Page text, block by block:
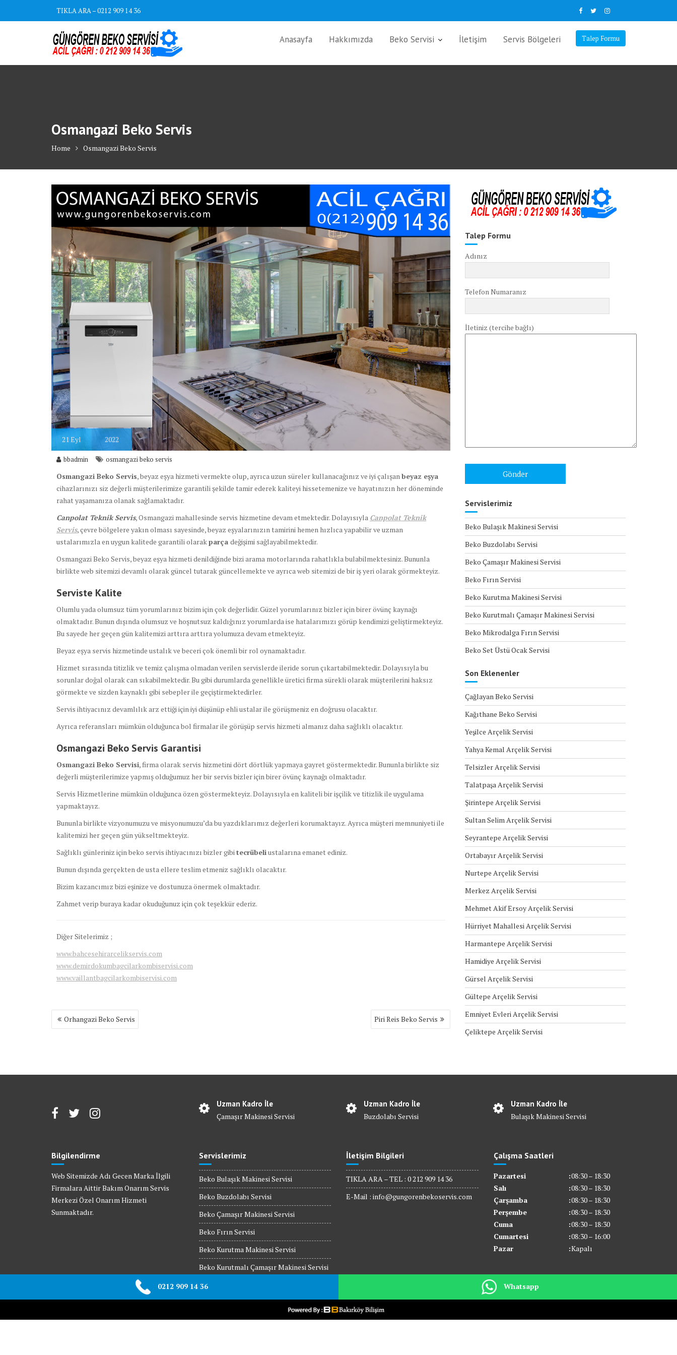
TIKLA ARA – 0212 909 14 36
Talep Formu
Anasayfa Hakkımızda Beko Servisi İletişim Servis Bölgeleri
Osmangazi Beko Servis
Home Osmangazi Beko Servis
21Eyl 2022
bbadmin osmangazi beko servis
Osmangazi Beko Servis, beyaz eşya hizmeti vermekte olup, ayrıca uzun süreler kullanacağınız ve iyi çalışanbeyaz eşya
cihazlarınızı siz değerli müşterilerimize garantili şekilde tamir ederek kaliteyi hissetemenize ve hayatınızın her döneminde
rahat yaşamanıza olanak sağlamaktadır.
Canpolat Teknik Servis, Osmangazi mahallesinde servis hizmetine devam etmektedir. Dolayısıyla Canpolat Teknik
Servis, çevre bölgelere yakın olması sayesinde, beyaz eşyalarınızın tamirini hemen hızlıca yapabilir ve uzman
ustalarımızla en uygun kalitede garantili olarakparça değişimi sağlayabilmektedir.
Osmangazi Beko Servis, beyaz eşya hizmeti denildiğinde bizi arama motorlarında rahatlıkla bulabilmektesiniz. Bununla
birlikte web sitemizi devamlı olarak güncel tutarak güncellemekte ve ayrıca web sitemizi de bir iş yeri olarak görmekteyiz.
Serviste Kalite
Olumlu yada olumsuz tüm yorumlarınız bizim için çok değerlidir. Güzel yorumlarınız bizler için birer övünç kaynağı
olmaktadır. Bunun dışında olumsuz ve hoşnutsuz kaldığınız yorumlarda ise hatalarımızı görüp kendimizi geliştirmekteyiz.
Bu sayede her geçen gün kalitemizi arttıra arttıra yolumuza devam etmekteyiz.
Beyaz eşya servis hizmetinde ustalık ve beceri çok önemli bir rol oynamaktadır.
Hizmet sırasında titizlik ve temiz çalışma olmadan verilen servislerde ileride sorun çıkartabilmektedir. Dolayısıyla bu
sorunlar doğal olarak can sıkabilmektedir. Bu gibi durumlarda genellikle üretici firma sürekli olarak müşterilerini haksız
görmekte ve sizden kaynaklı gibi sebepler ile geçiştirmektedirler.
Servis ihtiyacınız devamlılık arz ettiği için iyi düşünüp ehli ustalar ile görüşmeniz en doğrusu olacaktır.
Ayrıca referansları mümkün olduğunca bol firmalar ile görüşüp servis hizmeti almanız daha sağlıklı olacaktır.
Osmangazi Beko Servis Garantisi
Osmangazi Beko Servisi, firma olarak servis hizmetini dört dörtlük yapmaya gayret göstermektedir. Bununla birlikte siz
değerli müşterilerimize yapmış olduğumuz her bir servis bizler için birer övünç kaynağı olmaktadır.
Servis Hizmetlerine mümkün olduğunca özen göstermekteyiz. Dolayısıyla en kaliteli bir işçilik ve titizlik ile uygulama
yapmaktayız.
Bununla birlikte vizyonumuzu ve misyonumuzu’da bu yazdıklarımız değerleri korumaktayız. Ayrıca müşteri memnuniyeti ile
kalitemizi her geçen gün yükseltmekteyiz.
Sağlıklı günleriniz için beko servis ihtiyacınızı bizler gibitecrübeliustalarına emanet ediniz.
Bunun dışında gerçekten de usta ellere teslim etmeniz sağlıklı olacaktır.
Bizim kazancımız bizi eşinize ve dostunuza önermek olmaktadır.
Zahmet verip buraya kadar okuduğunuz için çok teşekkür ederiz.
Diğer Sitelerimiz ;
www.bahcesehirarcelikservis.com
www.demirdokumbagcilarkombiservisi.com
www.vaillantbagcilarkombiservisi.com
Yazı
gezinmesi
Orhangazi Beko Servis Piri Reis Beko Servis
Talep Formu
Adınız
Telefon Numaranız
İletiniz (tercihe bağlı)
Servislerimiz
Beko Bulaşık Makinesi Servisi
Beko Buzdolabı Servisi
Beko Çamaşır Makinesi Servisi
Beko Fırın Servisi
Beko Kurutma Makinesi Servisi
Beko Kurutmalı Çamaşır Makinesi Servisi
Beko Mikrodalga Fırın Servisi
Beko Set Üstü Ocak Servisi
Son Eklenenler
Çağlayan Beko Servisi
Kağıthane Beko Servisi
Yeşilce Arçelik Servisi
Yahya Kemal Arçelik Servisi
Telsizler Arçelik Servisi
Talatpaşa Arçelik Servisi
Şirintepe Arçelik Servisi
Sultan Selim Arçelik Servisi
Seyrantepe Arçelik Servisi
Ortabayır Arçelik Servisi
Nurtepe Arçelik Servisi
Merkez Arçelik Servisi
Mehmet Akif Ersoy Arçelik Servisi
Hürriyet Mahallesi Arçelik Servisi
Harmantepe Arçelik Servisi
Hamidiye Arçelik Servisi
Gürsel Arçelik Servisi
Gültepe Arçelik Servisi
Emniyet Evleri Arçelik Servisi
Çeliktepe Arçelik Servisi
Uzman Kadro İle
Çamaşır Makinesi Servisi
Uzman Kadro İle
Buzdolabı Servisi
Uzman Kadro İle
Bulaşık Makinesi Servisi
Bilgilendirme
Web Sitemizde Adı Gecen Marka İlgili
Firmalara Aittir Bakım Onarım Servis
Merkezi Özel Onarım Hizmeti
Sunmaktadır.
Servislerimiz
Beko Bulaşık Makinesi Servisi
Beko Buzdolabı Servisi
Beko Çamaşır Makinesi Servisi
Beko Fırın Servisi
Beko Kurutma Makinesi Servisi
Beko Kurutmalı Çamaşır Makinesi Servisi
Beko Mikrodalga Fırın Servisi
Beko Set Üstü Ocak Servisi
İletişim Bilgileri
TIKLA ARA – TEL : 0 212 909 14 36
E-Mail : info@gungorenbekoservis.com
Çalışma Saatleri
Pazartesi :08:30 – 18:30
Salı
:08:30 – 18:30
Çarşamba
:08:30 – 18:30
Perşembe
:08:30 – 18:30
Cuma
:08:30 – 18:30
Cumartesi
:08:30 – 16:00
Pazar
:Kapalı
0212 909 14 36 Whatsapp